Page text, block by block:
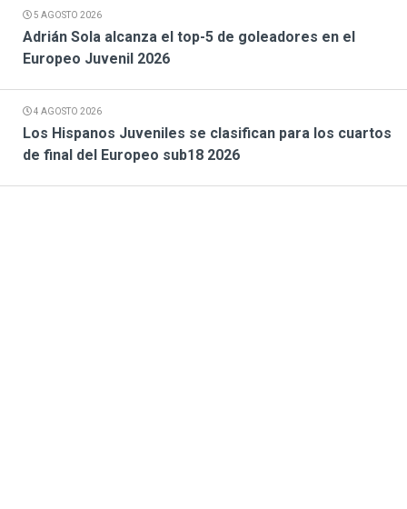
5 AGOSTO 2026
Adrián Sola alcanza el top-5 de goleadores en el
Europeo Juvenil 2026
4 AGOSTO 2026
Los Hispanos Juveniles se clasifican para los cuartos
de final del Europeo sub18 2026